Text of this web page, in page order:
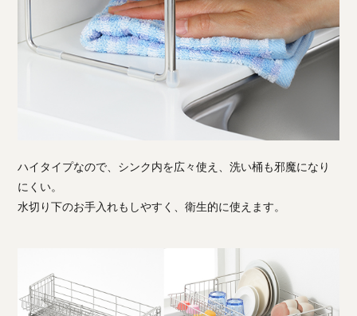
ハイタイプなので、シンク内を広々使え、洗い桶も邪魔になり
にくい。
水切り下のお手入れもしやすく、衛生的に使えます。